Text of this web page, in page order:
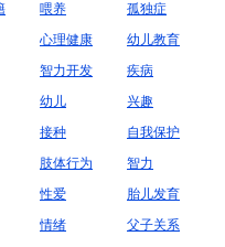
喂养
孤独症
心理健康
幼儿教育
智力开发
疾病
幼儿
兴趣
接种
自我保护
肢体行为
智力
性爱
胎儿发育
情绪
父子关系